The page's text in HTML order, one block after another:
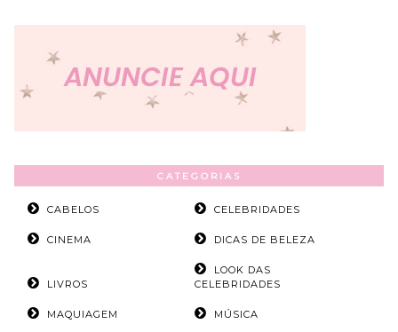
CATEGORIAS
CABELOS CELEBRIDADES
CINEMA DICAS DE BELEZA
LIVROS
LOOK DAS
CELEBRIDADES
MAQUIAGEM MÚSICA